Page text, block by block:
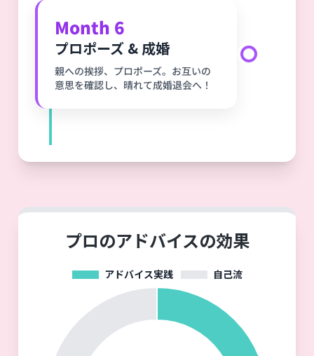
Month 6
プロポーズ & 成婚
親への挨拶、プロポーズ。お互いの
意思を確認し、晴れて成婚退会へ！
プロのアドバイスの効果